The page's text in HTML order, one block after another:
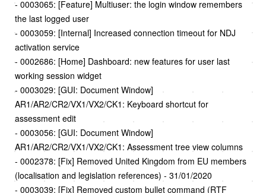
- 0003065: [Feature] Multiuser: the login window remembers
the last logged user
- 0003059: [Internal] Increased connection timeout for NDJ
activation service
- 0002686: [Home] Dashboard: new features for user last
working session widget
- 0003029: [GUI: Document Window]
AR1/AR2/CR2/VX1/VX2/CK1: Keyboard shortcut for
assessment edit
- 0003056: [GUI: Document Window]
AR1/AR2/CR2/VX1/VX2/CK1: Assessment tree view columns
- 0002378: [Fix] Removed United Kingdom from EU members
(localisation and legislation references) - 31/01/2020
- 0003039: [Fix] Removed custom bullet command (RTF